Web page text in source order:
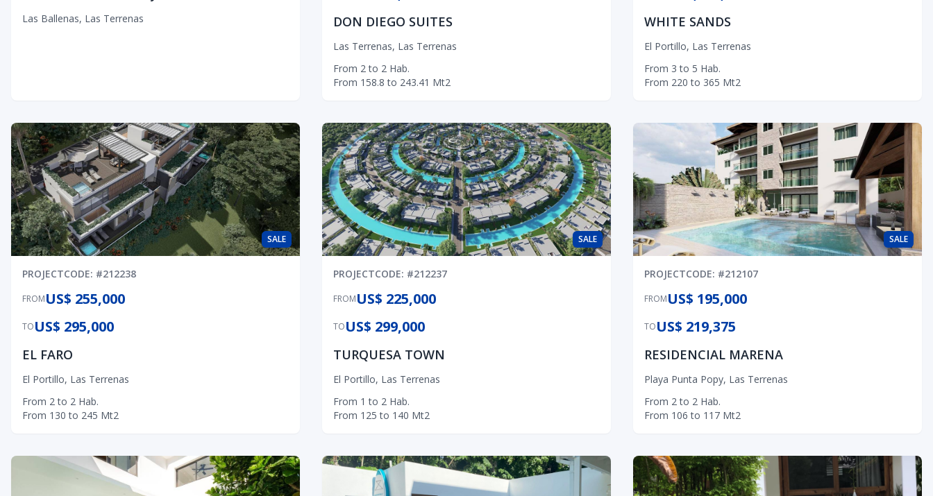
Las Ballenas, Las Terrenas DON DIEGO SUITES
Las Terrenas, Las Terrenas
From 2 to 2 Hab.
From 158.8 to 243.41 Mt2
WHITE SANDS
El Portillo, Las Terrenas
From 3 to 5 Hab.
From 220 to 365 Mt2
SALE
PROJECTCODE: #212238
FROMUS$ 255,000
TOUS$ 295,000
EL FARO
El Portillo, Las Terrenas
From 2 to 2 Hab.
From 130 to 245 Mt2
SALE
PROJECTCODE: #212237
FROMUS$ 225,000
TOUS$ 299,000
TURQUESA TOWN
El Portillo, Las Terrenas
From 1 to 2 Hab.
From 125 to 140 Mt2
SALE
PROJECTCODE: #212107
FROMUS$ 195,000
TOUS$ 219,375
RESIDENCIAL MARENA
Playa Punta Popy, Las Terrenas
From 2 to 2 Hab.
From 106 to 117 Mt2